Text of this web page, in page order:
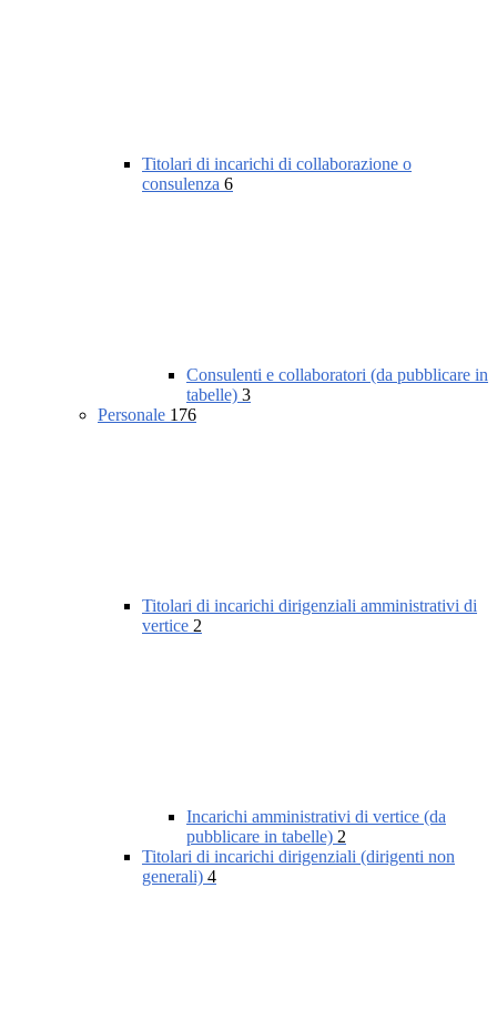
Titolari di incarichi di collaborazione o
consulenza 6
Consulenti e collaboratori (da pubblicare in
tabelle) 3
Personale 176
Titolari di incarichi dirigenziali amministrativi di
vertice 2
Incarichi amministrativi di vertice (da
pubblicare in tabelle) 2
Titolari di incarichi dirigenziali (dirigenti non
generali) 4